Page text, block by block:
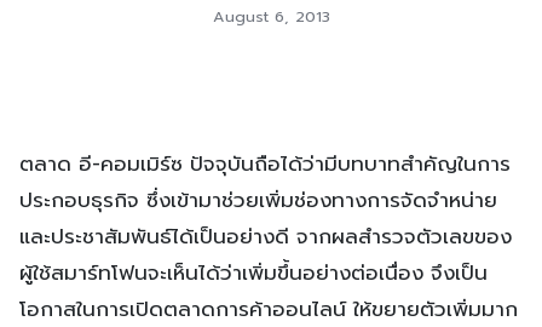
August 6, 2013
ตลาด อี-คอมเมิร์ซ ปัจจุบันถือได้ว่ามีบทบาทสำคัญในการ
ประกอบธุรกิจ ซึ่งเข้ามาช่วยเพิ่มช่องทางการจัดจำหน่าย
และประชาสัมพันธ์ได้เป็นอย่างดี จากผลสำรวจตัวเลขของ
ผู้ใช้สมาร์ทโฟนจะเห็นได้ว่าเพิ่มขึ้นอย่างต่อเนื่อง จึงเป็น
โอกาสในการเปิดตลาดการค้าออนไลน์ ให้ขยายตัวเพิ่มมาก